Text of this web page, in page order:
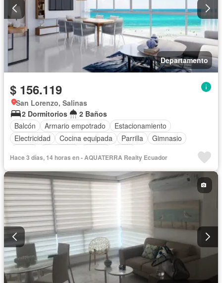
Departamento
$ 156.119
San Lorenzo, Salinas
2 Dormitorios
2 Baños
Balcón
Armario empotrado
Estacionamiento
Electricidad
Cocina equipada Parrilla
Gimnasio
Hace 3 días, 14 horas en - AQUATERRA Realty Ecuador